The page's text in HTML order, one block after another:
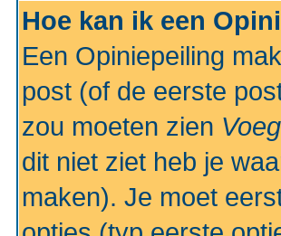
Hoe kan ik een
Een Opiniepeiling
post (of de eerste
zou moeten zien
dit niet ziet heb je
maken). Je moet